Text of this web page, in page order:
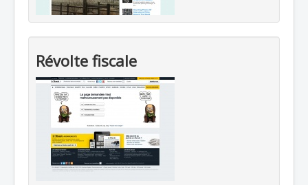
Révolte fiscale